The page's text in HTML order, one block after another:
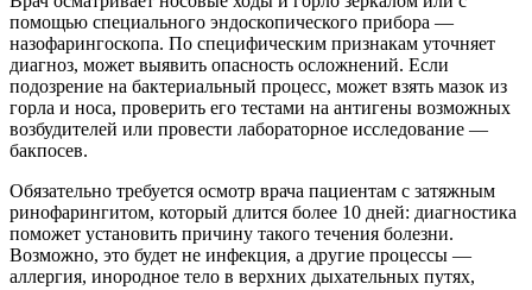
помощью специального эндоскопического прибора —
назофарингоскопа. По специфическим признакам уточняет
диагноз, может выявить опасность осложнений. Если
подозрение на бактериальный процесс, может взять мазок из
горла и носа, проверить его тестами на антигены возможных
возбудителей или провести лабораторное исследование —
бакпосев.
Обязательно требуется осмотр врача пациентам с затяжным
ринофарингитом, который длится более 10 дней: диагностика
поможет установить причину такого течения болезни.
Возможно, это будет не инфекция, а другие процессы —
аллергия, инородное тело в верхних дыхательных путях,